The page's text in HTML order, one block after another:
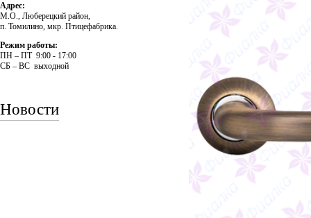
Адрес:
М.О., Люберецкий район,
п. Томилино, мкр. Птицефабрика.
Режим работы:
ПH – ПT 9:00 - 17:00
CБ – BC выходной
Новости